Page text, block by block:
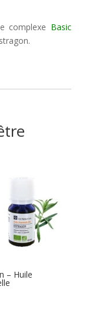
complexe Basic
– Huile